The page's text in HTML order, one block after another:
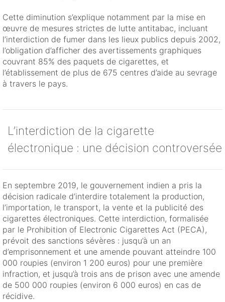
Cette diminution s’explique notamment par la mise en
œuvre de mesures strictes de lutte antitabac, incluant
l’interdiction de fumer dans les lieux publics depuis 2002,
l’obligation d’afficher des avertissements graphiques
couvrant 85% des paquets de cigarettes, et
l’établissement de plus de 675 centres d’aide au sevrage
à travers le pays.
L’interdiction de la cigarette
électronique : une décision controversée
En septembre 2019, le gouvernement indien a pris la
décision radicale d’interdire totalement la production,
l’importation, le transport, la vente et la publicité des
cigarettes électroniques. Cette interdiction, formalisée
par le Prohibition of Electronic Cigarettes Act (PECA),
prévoit des sanctions sévères : jusqu’à un an
d’emprisonnement et une amende pouvant atteindre 100
000 roupies (environ 1 200 euros) pour une première
infraction, et jusqu’à trois ans de prison avec une amende
de 500 000 roupies (environ 6 000 euros) en cas de
récidive.